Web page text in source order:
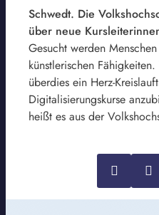
Schwedt. Die
über neue
Gesucht werden
künstlerischen
überdies ein Herz-
Digitalisierungskurse
heißt es aus der